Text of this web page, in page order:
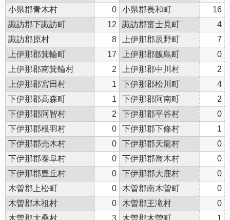
小県郡青木村
0 小県郡長和町
16
諏訪郡下諏訪町
12 諏訪郡富士見町
4
諏訪郡原村
8 上伊那郡辰野町
7
上伊那郡箕輪町
17 上伊那郡飯島町
0
上伊那郡南箕輪村
2 上伊那郡中川村
2
上伊那郡宮田村
1 下伊那郡松川町
4
下伊那郡高森町
1 下伊那郡阿南町
2
下伊那郡阿智村
2 下伊那郡平谷村
0
下伊那郡根羽村
0 下伊那郡下條村
1
下伊那郡売木村
0 下伊那郡天龍村
0
下伊那郡泰阜村
0 下伊那郡喬木村
0
下伊那郡豊丘村
0 下伊那郡大鹿村
0
木曽郡上松町
0 木曽郡南木曽町
0
木曽郡木祖村
0 木曽郡王滝村
0
木曽郡大桑村
3 木曽郡木曽町 1